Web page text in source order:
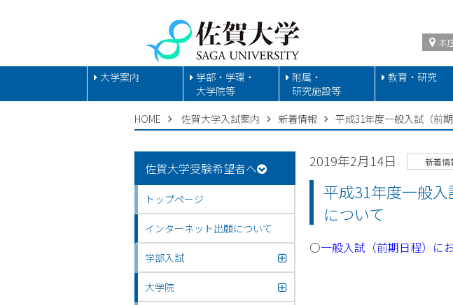
本
大学案内
学部・学環・
大学院等
附属・
研究施設等
教育・研究
HOME 佐賀大学入試案内 新着情報 平成31年度一般入試（前
佐賀大学受験希望者へ
トップページ
インターネット出願について
学部入試
大学院
2019年2月14日 新着情
平成31年度一般
について
〇一般入試（前期日程）に